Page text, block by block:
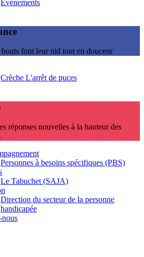
Evénements
font leur nid tout en douceur
Crèche L'arrêt de puces
réponses nouvelles à la hauteur des
Personnes à besoins spécifiques (PBS)
Le Tabuchet (SAJA)
Direction du secteur de la personne
handicapée